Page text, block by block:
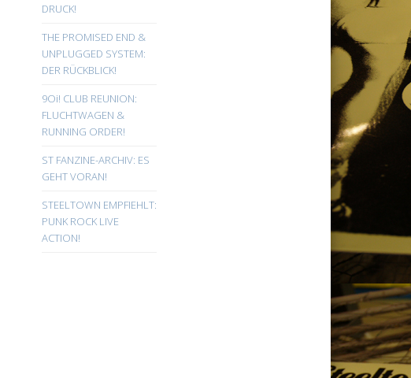
DRUCK!
THE PROMISED END &
UNPLUGGED SYSTEM:
DER RÜCKBLICK!
9Oi! CLUB REUNION:
FLUCHTWAGEN &
RUNNING ORDER!
ST FANZINE-ARCHIV: ES
GEHT VORAN!
STEELTOWN EMPFIEHLT:
PUNK ROCK LIVE
ACTION!